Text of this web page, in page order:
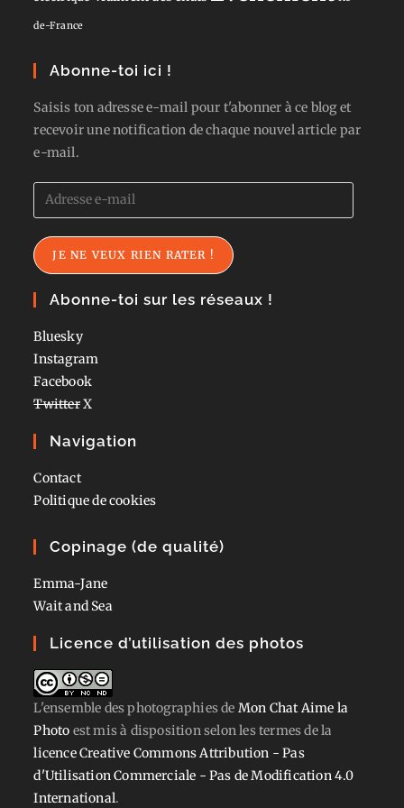
de-France
Abonne-toi ici !
Saisis ton adresse e-mail pour t'abonner à ce blog et
recevoir une notification de chaque nouvel article par
e-mail.
Adresse
e-
mail
JE NE VEUX RIEN RATER !
Abonne-toi sur les réseaux !
Bluesky
Instagram
Facebook
TwitterX
Navigation
Contact
Politique de cookies
Copinage (de qualité)
Emma-Jane
Wait and Sea
Licence d’utilisation des photos
L'ensemble des photographiesde Mon Chat Aime la
Photo est mis à disposition selon les termes de la
licence Creative Commons Attribution - Pas
d'Utilisation Commerciale - Pas de Modification 4.0
International.